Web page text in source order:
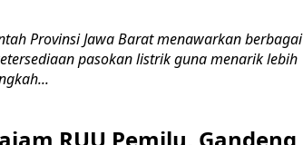
Provinsi Jawa Barat menawarkan berbagai
pasokan listrik guna menarik lebih